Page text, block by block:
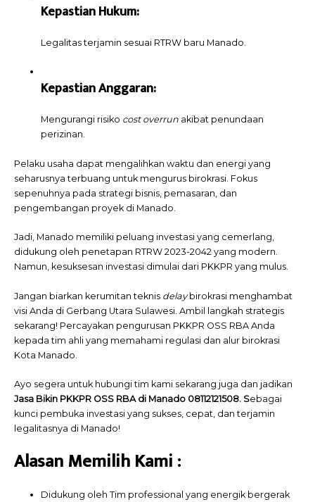
Kepastian Hukum:
Legalitas terjamin sesuai RTRW baru Manado.
Kepastian Anggaran:
Mengurangi risiko cost overrun akibat penundaan
perizinan.
Pelaku usaha dapat mengalihkan waktu dan energi yang
seharusnya terbuang untuk mengurus birokrasi. Fokus
sepenuhnya pada strategi bisnis, pemasaran, dan
pengembangan proyek di Manado.
Jadi, Manado memiliki peluang investasi yang cemerlang,
didukung oleh penetapan RTRW 2023-2042 yang modern.
Namun, kesuksesan investasi dimulai dari PKKPR yang mulus.
Jangan biarkan kerumitan teknis delaybirokrasi menghambat
visi Anda di Gerbang Utara Sulawesi. Ambil langkah strategis
sekarang! Percayakan pengurusan PKKPR OSS RBA Anda
kepada tim ahli yang memahami regulasi dan alur birokrasi
Kota Manado.
Ayo segera untuk hubungi tim kami sekarang juga dan jadikan
Jasa Bikin PKKPR OSS RBA di Manado 08112121508. Sebagai
kunci pembuka investasi yang sukses, cepat, dan terjamin
legalitasnya di Manado!
Alasan MemilihKami:
Didukung oleh Tim professional yang energik bergerak